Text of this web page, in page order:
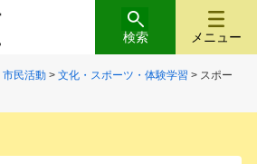
メニュー
検索
市民活動 >文化・スポーツ・体験学習 > スポー